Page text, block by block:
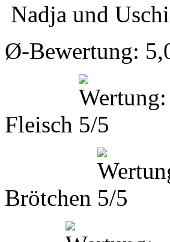
Nadja und Uschi
Ø-Bewertung:
Fleisch
Brötchen